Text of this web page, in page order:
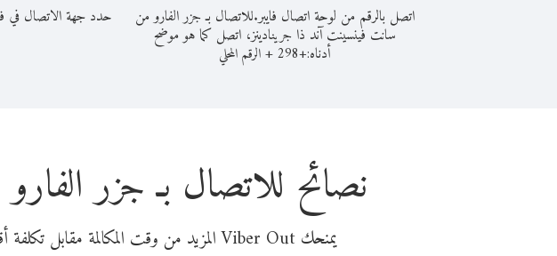
اتصل بالرقم من لوحة اتصال فايبر.للاتصال بـ جزر الفارو من
سانت فينسينت آند ذا جرينادينز، اتصل كما هو موضح
أدناه:+
298
+الرقم المحلي
حدد جهة الاتصال في
نصائح للاتصال بـ جزر
يمنحك Viber Out المزيد من وقت المكالمة مقابل تكلفة أقل من المال. اختر من أحد خيارات الاتصال المرنة ذات السعر المنخفض: